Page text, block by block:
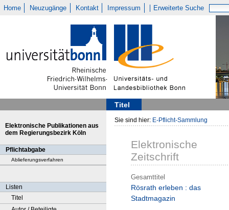
Home Neuzugänge Kontakt Impressum Erweiterte Suche
Titel
Elektronische Publikationen aus
dem Regierungsbezirk Köln
Pflichtabgabe
Ablieferungsverfahren
Listen
Titel
Sie sind hier: E-Pflicht-Sammlung
Elektronische
Zeitschrift
Gesamttitel
Rösrath erleben : das
Stadtmagazin